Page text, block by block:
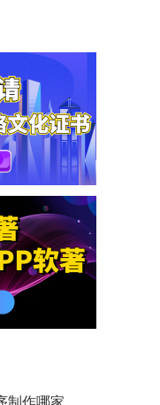
小程序制作哪家好？科名网络用专业筑牢企业数字化根基